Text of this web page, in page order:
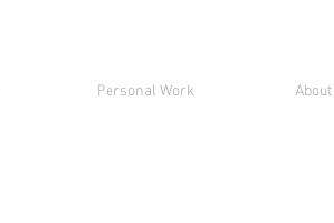
Personal Work About